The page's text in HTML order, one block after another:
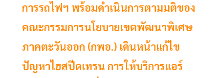
การรถไฟฯ พร้อมดำเนินการตามมติของ
คณะกรรมการนโยบายเขตพัฒนาพิเศษ
ภาคตะวันออก (กพอ.) เดินหน้าแก้ไข
ปัญหาไฮสปีดเทรน การให้บริการแอร์